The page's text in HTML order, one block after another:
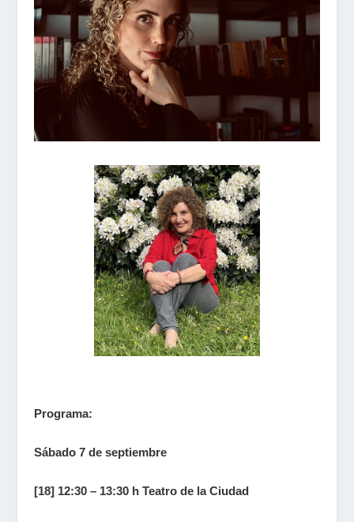
Programa:
Sábado 7 de septiembre
[18] 12:30 – 13:30 h Teatro de la Ciudad